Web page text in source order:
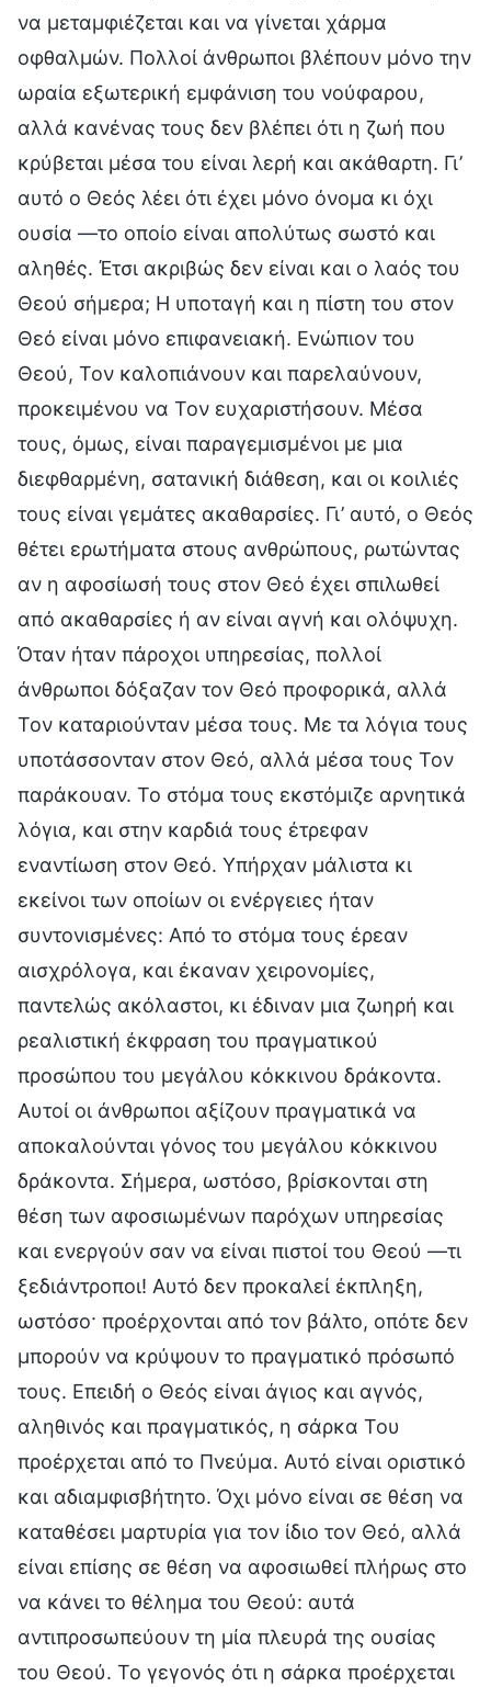
να μεταμφιέζεται και να γίνεται χάρμα
οφθαλμών. Πολλοί άνθρωποι βλέπουν μόνο την
ωραία εξωτερική εμφάνιση του νούφαρου,
αλλά κανένας τους δεν βλέπει ότι η ζωή που
κρύβεται μέσα του είναι λερή και ακάθαρτη. Γι’
αυτό ο Θεός λέει ότι έχει μόνο όνομα κι όχι
ουσία —το οποίο είναι απολύτως σωστό και
αληθές. Έτσι ακριβώς δεν είναι και ο λαός του
Θεού σήμερα; Η υποταγή και η πίστη του στον
Θεό είναι μόνο επιφανειακή. Ενώπιον του
Θεού, Τον καλοπιάνουν και παρελαύνουν,
προκειμένου να Τον ευχαριστήσουν. Μέσα
τους, όμως, είναι παραγεμισμένοι με μια
διεφθαρμένη, σατανική διάθεση, και οι κοιλιές
τους είναι γεμάτες ακαθαρσίες. Γι’ αυτό, ο Θεός
θέτει ερωτήματα στους ανθρώπους, ρωτώντας
αν η αφοσίωσή τους στον Θεό έχει σπιλωθεί
από ακαθαρσίες ή αν είναι αγνή και ολόψυχη.
Όταν ήταν πάροχοι υπηρεσίας, πολλοί
άνθρωποι δόξαζαν τον Θεό προφορικά, αλλά
Τον καταριούνταν μέσα τους. Με τα λόγια τους
υποτάσσονταν στον Θεό, αλλά μέσα τους Τον
παράκουαν. Το στόμα τους εκστόμιζε αρνητικά
λόγια, και στην καρδιά τους έτρεφαν
εναντίωση στον Θεό. Υπήρχαν μάλιστα κι
εκείνοι των οποίων οι ενέργειες ήταν
συντονισμένες: Από το στόμα τους έρεαν
αισχρόλογα, και έκαναν χειρονομίες,
παντελώς ακόλαστοι, κι έδιναν μια ζωηρή και
ρεαλιστική έκφραση του πραγματικού
προσώπου του μεγάλου κόκκινου δράκοντα.
Αυτοί οι άνθρωποι αξίζουν πραγματικά να
αποκαλούνται γόνος του μεγάλου κόκκινου
δράκοντα. Σήμερα, ωστόσο, βρίσκονται στη
θέση των αφοσιωμένων παρόχων υπηρεσίας
και ενεργούν σαν να είναι πιστοί του Θεού —τι
ξεδιάντροποι! Αυτό δεν προκαλεί έκπληξη,
ωστόσο· προέρχονται από τον βάλτο, οπότε δεν
μπορούν να κρύψουν το πραγματικό πρόσωπό
τους. Επειδή ο Θεός είναι άγιος και αγνός,
αληθινός και πραγματικός, η σάρκα Του
προέρχεται από το Πνεύμα. Αυτό είναι οριστικό
και αδιαμφισβήτητο. Όχι μόνο είναι σε θέση να
καταθέσει μαρτυρία για τον ίδιο τον Θεό, αλλά
είναι επίσης σε θέση να αφοσιωθεί πλήρως στο
να κάνει το θέλημα του Θεού: αυτά
αντιπροσωπεύουν τη μία πλευρά της ουσίας
του Θεού. Το γεγονός ότι η σάρκα προέρχεται